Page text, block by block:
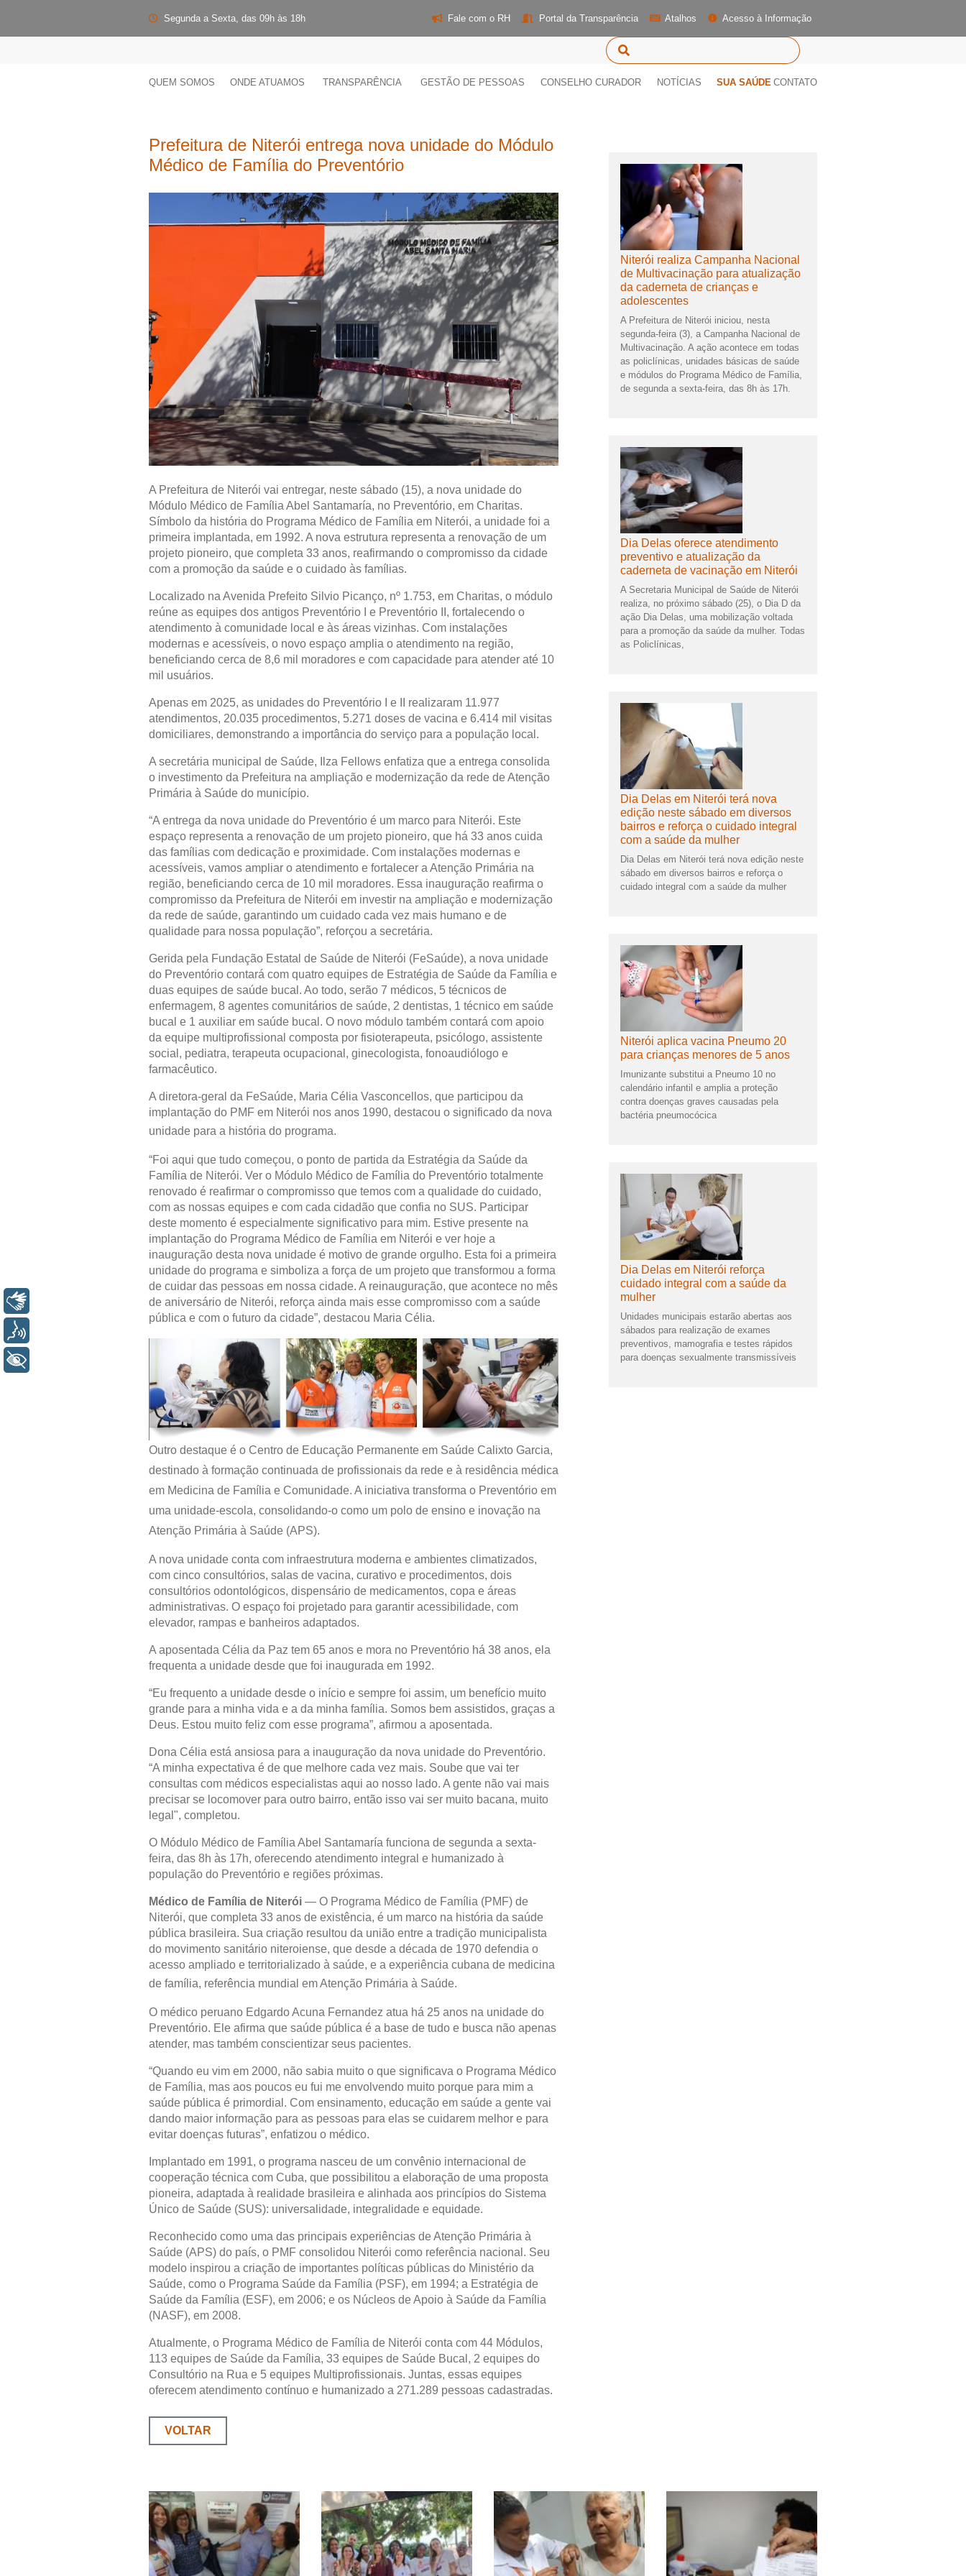
Segunda a Sexta, das 09h às 18h Fale com o RH Portal da Transparência Atalhos Acesso à Informação
QUEM SOMOS ONDE ATUAMOS TRANSPARÊNCIA GESTÃO DE PESSOAS CONSELHO CURADOR NOTÍCIAS SUA SAÚDE CONTATO
Prefeitura de Niterói entrega nova unidade do Módulo
Médico de Família do Preventório
A Prefeitura de Niterói vai entregar, neste sábado (15), a nova unidade do
Módulo Médico de Família Abel Santamaría, no Preventório, em Charitas.
Símbolo da história do Programa Médico de Família em Niterói, a unidade foi a
primeira implantada, em 1992. A nova estrutura representa a renovação de um
projeto pioneiro, que completa 33 anos, reafirmando o compromisso da cidade
com a promoção da saúde e o cuidado às famílias.
Localizado na Avenida Prefeito Silvio Picanço, nº 1.753, em Charitas, o módulo
reúne as equipes dos antigos Preventório I e Preventório II, fortalecendo o
atendimento à comunidade local e às áreas vizinhas. Com instalações
modernas e acessíveis, o novo espaço amplia o atendimento na região,
beneficiando cerca de 8,6 mil moradores e com capacidade para atender até 10
mil usuários.
Apenas em 2025, as unidades do Preventório I e II realizaram 11.977
atendimentos, 20.035 procedimentos, 5.271 doses de vacina e 6.414 mil visitas
domiciliares, demonstrando a importância do serviço para a população local.
A secretária municipal de Saúde, Ilza Fellows enfatiza que a entrega consolida
o investimento da Prefeitura na ampliação e modernização da rede de Atenção
Primária à Saúde do município.
“A entrega da nova unidade do Preventório é um marco para Niterói. Este
espaço representa a renovação de um projeto pioneiro, que há 33 anos cuida
das famílias com dedicação e proximidade. Com instalações modernas e
acessíveis, vamos ampliar o atendimento e fortalecer a Atenção Primária na
região, beneficiando cerca de 10 mil moradores. Essa inauguração reafirma o
compromisso da Prefeitura de Niterói em investir na ampliação e modernização
da rede de saúde, garantindo um cuidado cada vez mais humano e de
qualidade para nossa população”, reforçou a secretária.
Gerida pela Fundação Estatal de Saúde de Niterói (FeSaúde), a nova unidade
do Preventório contará com quatro equipes de Estratégia de Saúde da Família e
duas equipes de saúde bucal. Ao todo, serão 7 médicos, 5 técnicos de
enfermagem, 8 agentes comunitários de saúde, 2 dentistas, 1 técnico em saúde
bucal e 1 auxiliar em saúde bucal. O novo módulo também contará com apoio
da equipe multiprofissional composta por fisioterapeuta, psicólogo, assistente
social, pediatra, terapeuta ocupacional, ginecologista, fonoaudiólogo e
farmacêutico.
A diretora-geral da FeSaúde, Maria Célia Vasconcellos, que participou da
implantação do PMF em Niterói nos anos 1990, destacou o significado da nova
unidade para a história do programa.
“Foi aqui que tudo começou, o ponto de partida da Estratégia da Saúde da
Família de Niterói. Ver o Módulo Médico de Família do Preventório totalmente
renovado é reafirmar o compromisso que temos com a qualidade do cuidado,
com as nossas equipes e com cada cidadão que confia no SUS. Participar
deste momento é especialmente significativo para mim. Estive presente na
implantação do Programa Médico de Família em Niterói e ver hoje a
inauguração desta nova unidade é motivo de grande orgulho. Esta foi a primeira
unidade do programa e simboliza a força de um projeto que transformou a forma
de cuidar das pessoas em nossa cidade. A reinauguração, que acontece no mês
de aniversário de Niterói, reforça ainda mais esse compromisso com a saúde
pública e com o futuro da cidade”, destacou Maria Célia.
Outro destaque é o Centro de Educação Permanente em Saúde Calixto Garcia,
destinado à formação continuada de profissionais da rede e à residência médica
em Medicina de Família e Comunidade. A iniciativa transforma o Preventório em
uma unidade-escola, consolidando-o como um polo de ensino e inovação na
Atenção Primária à Saúde (APS).
A nova unidade conta com infraestrutura moderna e ambientes climatizados,
com cinco consultórios, salas de vacina, curativo e procedimentos, dois
consultórios odontológicos, dispensário de medicamentos, copa e áreas
administrativas. O espaço foi projetado para garantir acessibilidade, com
elevador, rampas e banheiros adaptados.
A aposentada Célia da Paz tem 65 anos e mora no Preventório há 38 anos, ela
frequenta a unidade desde que foi inaugurada em 1992.
“Eu frequento a unidade desde o início e sempre foi assim, um benefício muito
grande para a minha vida e a da minha família. Somos bem assistidos, graças a
Deus. Estou muito feliz com esse programa”, afirmou a aposentada.
Dona Célia está ansiosa para a inauguração da nova unidade do Preventório.
“A minha expectativa é de que melhore cada vez mais. Soube que vai ter
consultas com médicos especialistas aqui ao nosso lado. A gente não vai mais
precisar se locomover para outro bairro, então isso vai ser muito bacana, muito
legal", completou.
O Módulo Médico de Família Abel Santamaría funciona de segunda a sexta-
feira, das 8h às 17h, oferecendo atendimento integral e humanizado à
população do Preventório e regiões próximas.
Médico de Família de Niterói — O Programa Médico de Família (PMF) de
Niterói, que completa 33 anos de existência, é um marco na história da saúde
pública brasileira. Sua criação resultou da união entre a tradição municipalista
do movimento sanitário niteroiense, que desde a década de 1970 defendia o
acesso ampliado e territorializado à saúde, e a experiência cubana de medicina
de família, referência mundial em Atenção Primária à Saúde.
O médico peruano Edgardo Acuna Fernandez atua há 25 anos na unidade do
Preventório. Ele afirma que saúde pública é a base de tudo e busca não apenas
atender, mas também conscientizar seus pacientes.
“Quando eu vim em 2000, não sabia muito o que significava o Programa Médico
de Família, mas aos poucos eu fui me envolvendo muito porque para mim a
saúde pública é primordial. Com ensinamento, educação em saúde a gente vai
dando maior informação para as pessoas para elas se cuidarem melhor e para
evitar doenças futuras”, enfatizou o médico.
Implantado em 1991, o programa nasceu de um convênio internacional de
cooperação técnica com Cuba, que possibilitou a elaboração de uma proposta
pioneira, adaptada à realidade brasileira e alinhada aos princípios do Sistema
Único de Saúde (SUS): universalidade, integralidade e equidade.
Reconhecido como uma das principais experiências de Atenção Primária à
Saúde (APS) do país, o PMF consolidou Niterói como referência nacional. Seu
modelo inspirou a criação de importantes políticas públicas do Ministério da
Saúde, como o Programa Saúde da Família (PSF), em 1994; a Estratégia de
Saúde da Família (ESF), em 2006; e os Núcleos de Apoio à Saúde da Família
(NASF), em 2008.
Atualmente, o Programa Médico de Família de Niterói conta com 44 Módulos,
113 equipes de Saúde da Família, 33 equipes de Saúde Bucal, 2 equipes do
Consultório na Rua e 5 equipes Multiprofissionais. Juntas, essas equipes
oferecem atendimento contínuo e humanizado a 271.289 pessoas cadastradas.
VOLTAR
Niterói realiza Campanha Nacional
de Multivacinação para atualização
da caderneta de crianças e
adolescentes
A Prefeitura de Niterói iniciou, nesta
segunda-feira (3), a Campanha Nacional de
Multivacinação. A ação acontece em todas
as policlínicas, unidades básicas de saúde
e módulos do Programa Médico de Família,
de segunda a sexta-feira, das 8h às 17h.
Dia Delas oferece atendimento
preventivo e atualização da
caderneta de vacinação em Niterói
A Secretaria Municipal de Saúde de Niterói
realiza, no próximo sábado (25), o Dia D da
ação Dia Delas, uma mobilização voltada
para a promoção da saúde da mulher. Todas
as Policlínicas,
Dia Delas em Niterói terá nova
edição neste sábado em diversos
bairros e reforça o cuidado integral
com a saúde da mulher
Dia Delas em Niterói terá nova edição neste
sábado em diversos bairros e reforça o
cuidado integral com a saúde da mulher
Niterói aplica vacina Pneumo 20
para crianças menores de 5 anos
Imunizante substitui a Pneumo 10 no
calendário infantil e amplia a proteção
contra doenças graves causadas pela
bactéria pneumocócica
Dia Delas em Niterói reforça
cuidado integral com a saúde da
mulher
Unidades municipais estarão abertas aos
sábados para realização de exames
preventivos, mamografia e testes rápidos
para doenças sexualmente transmissíveis